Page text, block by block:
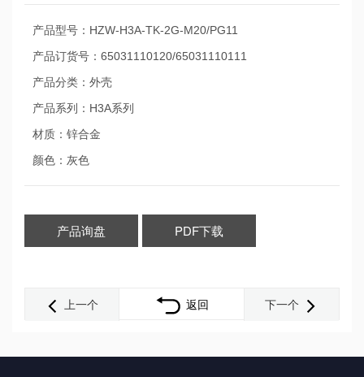
产品型号：HZW-H3A-TK-2G-M20/PG11
产品订货号：65031110120/65031110111
产品分类：外壳
产品系列：H3A系列
材质：锌合金
颜色：灰色
产品询盘 PDF下载
上一个 返回 下一个